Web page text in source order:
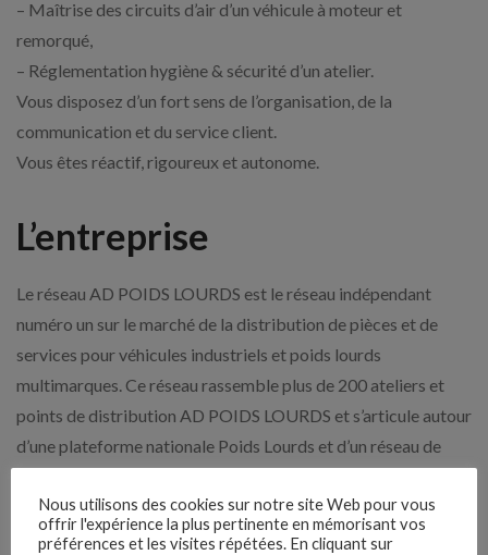
– Maîtrise des circuits d’air d’un véhicule à moteur et
remorqué,
– Réglementation hygiène & sécurité d’un atelier.
Vous disposez d’un fort sens de l’organisation, de la
communication et du service client.
Vous êtes réactif, rigoureux et autonome.
L’entreprise
Le réseau AD POIDS LOURDS est le réseau indépendant
numéro un sur le marché de la distribution de pièces et de
services pour véhicules industriels et poids lourds
multimarques. Ce réseau rassemble plus de 200 ateliers et
points de distribution AD POIDS LOURDS et s’articule autour
d’une plateforme nationale Poids Lourds et d’un réseau de
de ses clients. Il regroupe 1000 collaborateurs au travers de 9
enseignes.
Nous utilisons des cookies sur notre site Web pour vous
offrir l'expérience la plus pertinente en mémorisant vos
préférences et les visites répétées. En cliquant sur